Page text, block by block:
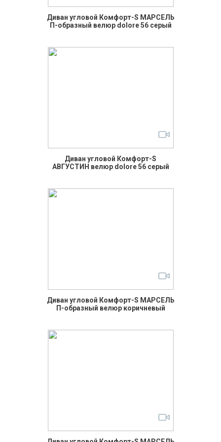
Диван угловой Комфорт-S МАРСЕЛЬ
П-образный велюр dolore 56 серый
Диван угловой Комфорт-S
АВГУСТИН велюр dolore 56 серый
Диван угловой Комфорт-S МАРСЕЛЬ
П-образный велюр коричневый